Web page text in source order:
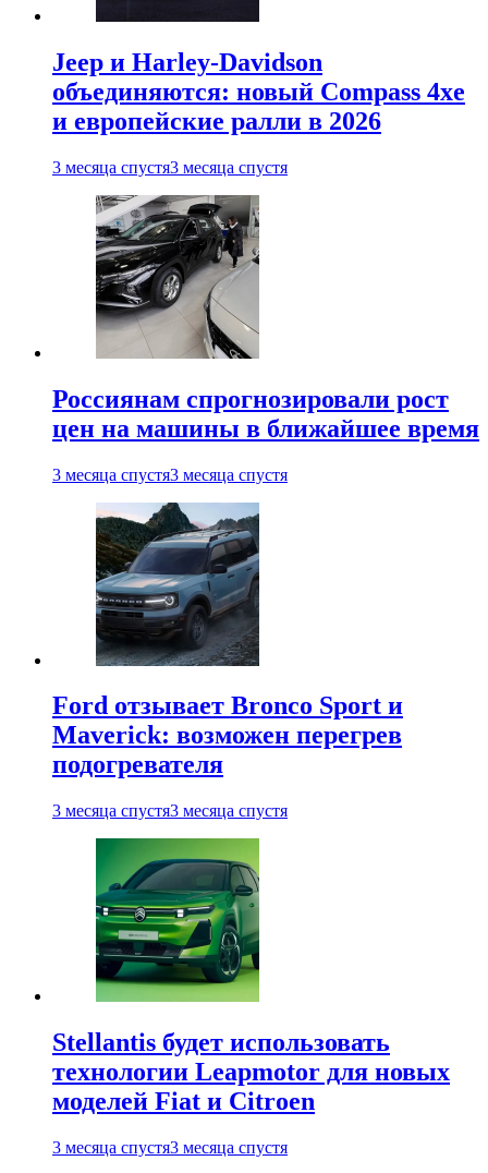
Jeep и Harley-Davidson
объединяются: новый Compass 4xe
и европейские ралли в 2026
3 месяца спустя3 месяца спустя
Россиянам спрогнозировали рост
цен на машины в ближайшее время
3 месяца спустя3 месяца спустя
Ford отзывает Bronco Sport и
Maverick: возможен перегрев
подогревателя
3 месяца спустя3 месяца спустя
Stellantis будет использовать
технологии Leapmotor для новых
моделей Fiat и Citroen
3 месяца спустя3 месяца спустя